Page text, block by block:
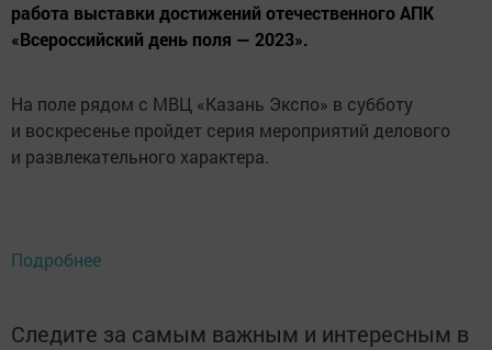
работа выставки достижений отечественного АПК
«Всероссийский день поля — 2023».
На поле рядом с МВЦ «Казань Экспо» в субботу
и воскресенье пройдет серия мероприятий делового
и развлекательного характера.
Подробнее
Следите за самым важным и интересным в